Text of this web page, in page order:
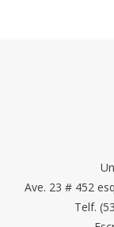
Ave. 23 # 452
Telf.